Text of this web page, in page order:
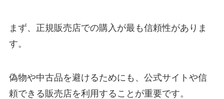
まず、正規販売店での購入が最も信頼性がありま
す。
偽物や中古品を避けるためにも、公式サイトや信
頼できる販売店を利用することが重要です。